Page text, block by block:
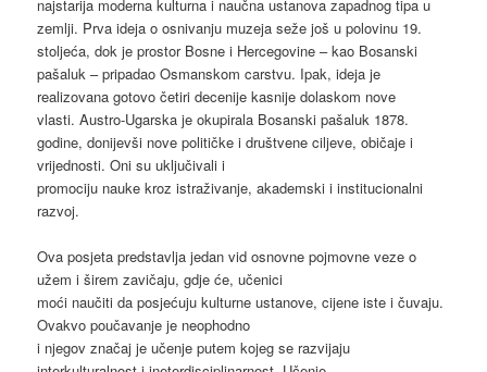
najstarija moderna kulturna i naučna ustanova zapadnog tipa u
zemlji. Prva ideja o osnivanju muzeja seže još u polovinu 19.
stoljeća, dok je prostor Bosne i Hercegovine – kao Bosanski
pašaluk – pripadao Osmanskom carstvu. Ipak, ideja je
realizovana gotovo četiri decenije kasnije dolaskom nove
vlasti. Austro-Ugarska je okupirala Bosanski pašaluk 1878.
godine, donijevši nove političke i društvene ciljeve, običaje i
vrijednosti. Oni su uključivali i
promociju nauke kroz istraživanje, akademski i institucionalni
razvoj.
Ova posjeta predstavlja jedan vid osnovne pojmovne veze o
užem i širem zavičaju, gdje će, učenici
moći naučiti da posjećuju kulturne ustanove, cijene iste i čuvaju.
Ovakvo poučavanje je neophodno
i njegov značaj je učenje putem kojeg se razvijaju